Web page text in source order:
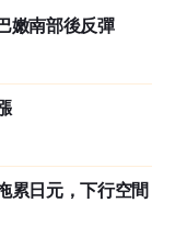
本文中提到的任何股票
係。除了FXStreet，作
確性、完整性或適用
漏或任何損失，傷害
外。本文作者和
資建議。
嫩南部後反彈
累日元，下行空間